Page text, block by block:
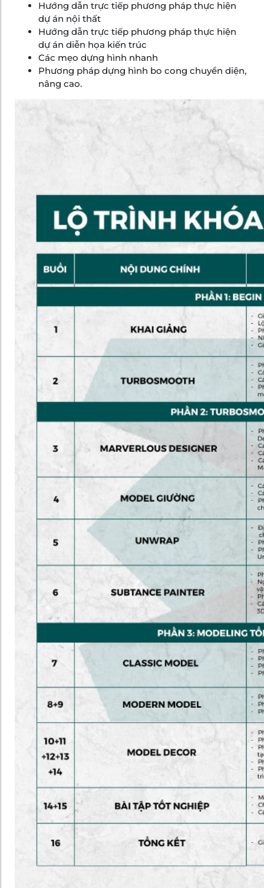
Hướng dẫn trực tiếp phương pháp thực hiện
dự án nội thất
Hướng dẫn trực tiếp phương pháp thực hiện
dự án diễn họa kiến trúc
Các mẹo dựng hình nhanh
Phương pháp dựng hình bo cong chuyển diện,
nâng cao.